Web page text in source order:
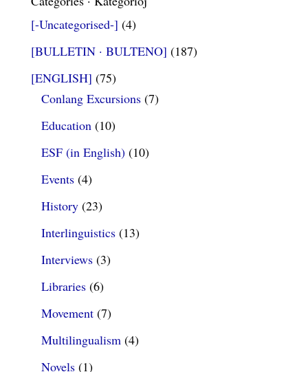
[-Uncategorised-] (4)
[BULLETIN · BULTENO] (187)
[ENGLISH] (75)
Conlang Excursions(7)
Education(10)
ESF (in English) (10)
Events(4)
History(23)
Interlinguistics(13)
Interviews(3)
Libraries(6)
Movement(7)
Multilingualism(4)
Novels(1)